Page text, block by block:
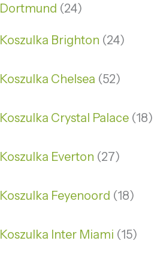
Dortmund 24
Koszulka Brighton 24
Koszulka Chelsea 52
Koszulka Crystal Palace 18
Koszulka Everton 27
Koszulka Feyenoord 18
Koszulka Inter Miami 15